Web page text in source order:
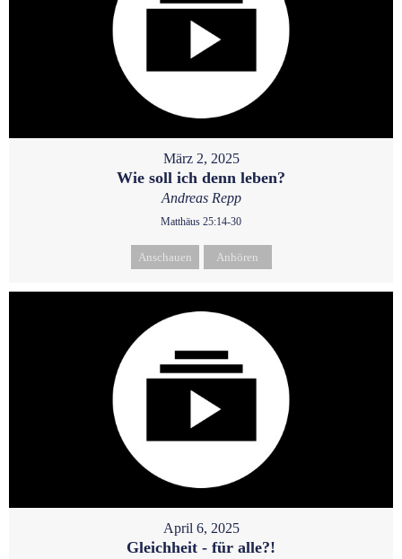
März 2, 2025
Wie soll ich denn leben?
Andreas Repp
Matthäus 25:14-30
Anschauen Anhören
April 6, 2025
Gleichheit - für alle?!